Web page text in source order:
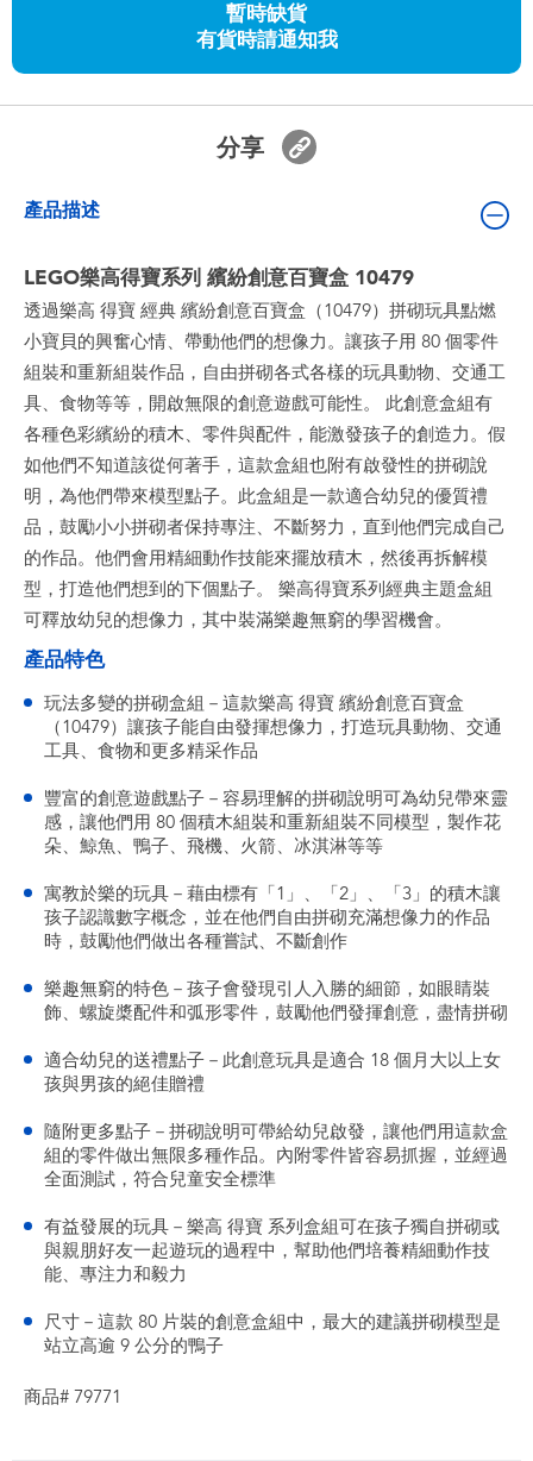
人氣角色
生活精品
暫時缺貨
有貨時請通知我
分享
產品描述
LEGO樂高得寶系列 繽紛創意百寶盒 10479
透過樂高 得寶 經典 繽紛創意百寶盒（10479）拼砌玩具點燃
小寶貝的興奮心情、帶動他們的想像力。讓孩子用 80 個零件
組裝和重新組裝作品，自由拼砌各式各樣的玩具動物、交通工
具、食物等等，開啟無限的創意遊戲可能性。 此創意盒組有
各種色彩繽紛的積木、零件與配件，能激發孩子的創造力。假
如他們不知道該從何著手，這款盒組也附有啟發性的拼砌說
明，為他們帶來模型點子。此盒組是一款適合幼兒的優質禮
品，鼓勵小小拼砌者保持專注、不斷努力，直到他們完成自己
的作品。他們會用精細動作技能來擺放積木，然後再拆解模
型，打造他們想到的下個點子。 樂高得寶系列經典主題盒組
可釋放幼兒的想像力，其中裝滿樂趣無窮的學習機會。
產品特色
玩法多變的拼砌盒組－這款樂高 得寶 繽紛創意百寶盒
（10479）讓孩子能自由發揮想像力，打造玩具動物、交通
工具、食物和更多精采作品
豐富的創意遊戲點子－容易理解的拼砌說明可為幼兒帶來靈
感，讓他們用 80 個積木組裝和重新組裝不同模型，製作花
朵、鯨魚、鴨子、飛機、火箭、冰淇淋等等
寓教於樂的玩具－藉由標有「1」、「2」、「3」的積木讓
孩子認識數字概念，並在他們自由拼砌充滿想像力的作品
時，鼓勵他們做出各種嘗試、不斷創作
樂趣無窮的特色－孩子會發現引人入勝的細節，如眼睛裝
飾、螺旋槳配件和弧形零件，鼓勵他們發揮創意，盡情拼砌
適合幼兒的送禮點子－此創意玩具是適合 18 個月大以上女
孩與男孩的絕佳贈禮
隨附更多點子－拼砌說明可帶給幼兒啟發，讓他們用這款盒
組的零件做出無限多種作品。內附零件皆容易抓握，並經過
全面測試，符合兒童安全標準
有益發展的玩具－樂高 得寶 系列盒組可在孩子獨自拼砌或
與親朋好友一起遊玩的過程中，幫助他們培養精細動作技
能、專注力和毅力
尺寸－這款 80 片裝的創意盒組中，最大的建議拼砌模型是
站立高逾 9 公分的鴨子
商品# 79771